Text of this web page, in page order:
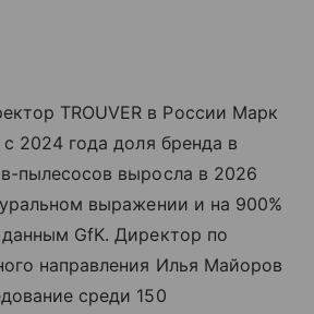
TROUVER в России Марк
2024 года доля бренда в
пылесосов выросла в 2026
выражении и на 900%
GfK. Директор по
направления Илья Майоров
среди 150